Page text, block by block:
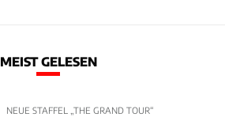
MEIST GELESEN
NEUE STAFFEL „THE GRAND TOUR“